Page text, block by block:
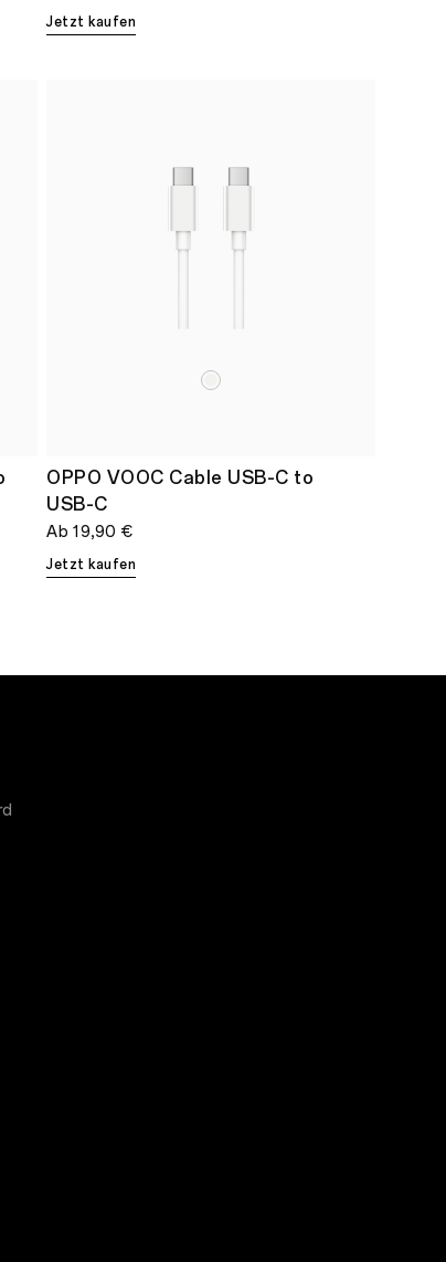
Jetzt kaufen
OPPO VOOC Cable USB-C to
USB-C
Ab 19,90 €
Jetzt kaufen